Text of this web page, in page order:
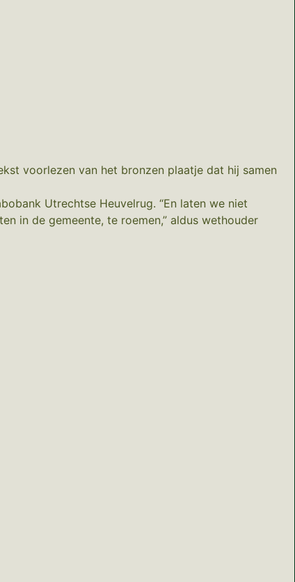
voorlezen van het bronzen plaatje dat hij samen
Utrechtse Heuvelrug. “En laten we niet
in de gemeente, te roemen,” aldus wethouder